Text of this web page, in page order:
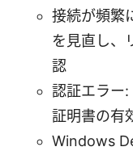
接続が頻繁
を見直し、
認
認証エラー:
証明書の有
Windows